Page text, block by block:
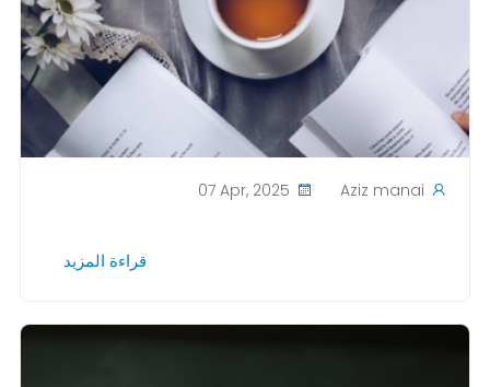
Aziz manai
07 Apr, 2025
قراءة المزيد